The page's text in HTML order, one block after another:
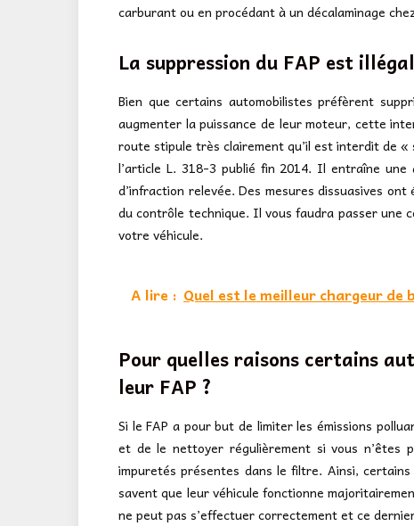
carburant ou en procédant à un décalaminage
La suppression du FAP est
Bien que certains automobilistes préfèrent
augmenter la puissance de leur moteur, cette
route stipule très clairement qu’il est interdit de
l’article L. 318-3 publié fin 2014. Il entraîne
d’infraction relevée. Des mesures dissuasives
du contrôle technique. Il vous faudra passer une
votre véhicule.
A lire : Quel est le meilleur chargeur
Pour quelles raisons certains
leur FAP ?
Si le FAP a pour but de limiter les émissions
et de le nettoyer régulièrement si vous n’êtes
impuretés présentes dans le filtre. Ainsi,
savent que leur véhicule fonctionne
ne peut pas s’effectuer correctement et ce